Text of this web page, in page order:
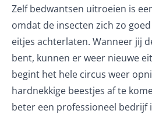
Zelf bedwantsen uitroeien is
omdat de insecten zich zo
eitjes achterlaten. Wanneer jij
bent, kunnen er weer nieuwe
begint het hele circus weer
hardnekkige beestjes af te
beter een professioneel bedrijf